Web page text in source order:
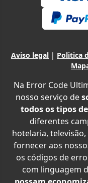
Aviso legal | Politica
Na Error Code
nosso serviço de
todos os tipos
diferentes
hotelaria,
fornecer aos
os códigos de
com linguagem